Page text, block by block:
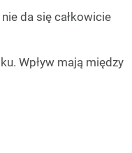
da się całkowicie
Wpływ mają między